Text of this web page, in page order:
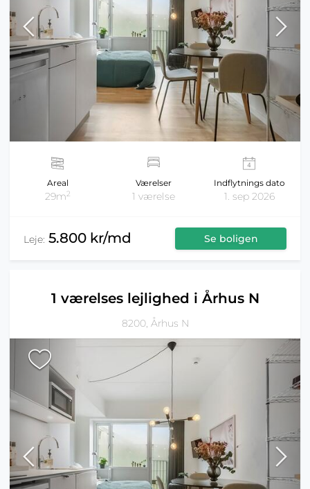
Areal
29m2
Værelser
1 værelse
Indflytnings dato
1. sep 2026
Leje: 5.800 kr/md Se boligen
1 værelses lejlighed i Århus N
8200, Århus N